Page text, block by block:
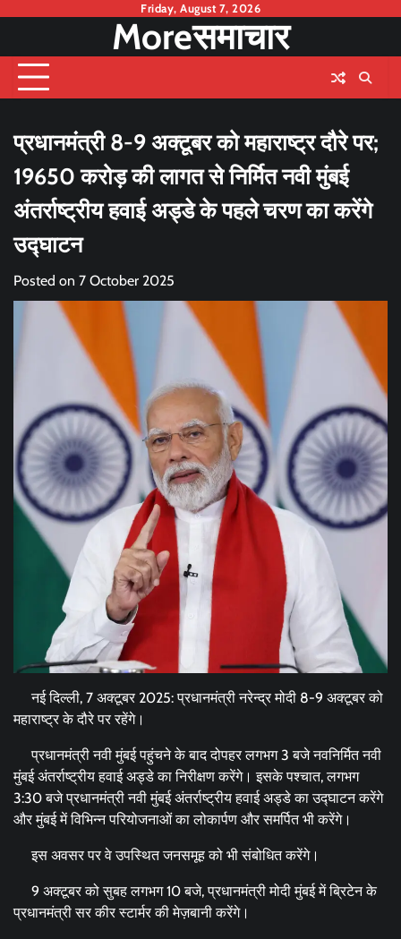
content
Friday, August 7, 2026
Moreसमाचार
प्रधानमंत्री 8-9 अक्टूबर को महाराष्ट्र दौरे पर;
19650 करोड़ की लागत से निर्मित नवी मुंबई
अंतर्राष्ट्रीय हवाई अड्डे के पहले चरण का करेंगे
उद्घाटन
Posted on 7 October 2025
नई दिल्ली, 7 अक्टूबर 2025: प्रधानमंत्री नरेन्द्र मोदी 8-9 अक्टूबर को
महाराष्ट्र के दौरे पर रहेंगे।
प्रधानमंत्री नवी मुंबई पहुंचने के बाद दोपहर लगभग 3 बजे नवनिर्मित नवी
मुंबई अंतर्राष्ट्रीय हवाई अड्डे का निरीक्षण करेंगे। इसके पश्चात, लगभग
3:30 बजे प्रधानमंत्री नवी मुंबई अंतर्राष्ट्रीय हवाई अड्डे का उद्घाटन करेंगे
और मुंबई में विभिन्न परियोजनाओं का लोकार्पण और समर्पित भी करेंगे।
इस अवसर पर वे उपस्थित जनसमूह को भी संबोधित करेंगे।
9 अक्टूबर को सुबह लगभग 10 बजे, प्रधानमंत्री मोदी मुंबई में ब्रिटेन के
प्रधानमंत्री सर कीर स्टार्मर की मेज़बानी करेंगे।